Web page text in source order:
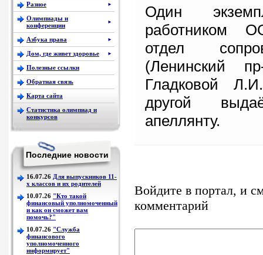
Один
работником
отдел
(Ленинский
Гладковой
другой
апеллянту.
Войдите в портал, и
комментарий
Разное ►
Олимпиады и
конференции
►
Азбука права ►
Дом, где живет здоровье ►
Полезные ссылки
Обратная связь
Карта сайта
Статистика олимпиад и
конкурсов
Последние новости
16.07.26 Для выпускников 11-
х классов и их родителей
10.07.26 "Кто такой
финансовый уполномоченный
и как он сможет вам
помочь?"
10.07.26 "Служба
финансового
уполномоченного
информирует"